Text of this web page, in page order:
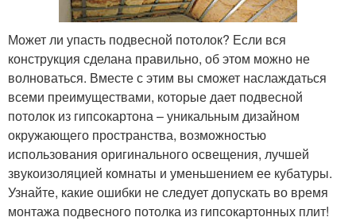
Может ли упасть подвесной потолок? Если вся
конструкция сделана правильно, об этом можно не
волноваться. Вместе с этим вы сможет наслаждаться
всеми преимуществами, которые дает подвесной
потолок из гипсокартона – уникальным дизайном
окружающего пространства, возможностью
использования оригинального освещения, лучшей
звукоизоляцией комнаты и уменьшением ее кубатуры.
Узнайте, какие ошибки не следует допускать во время
монтажа подвесного потолка из гипсокартонных плит!